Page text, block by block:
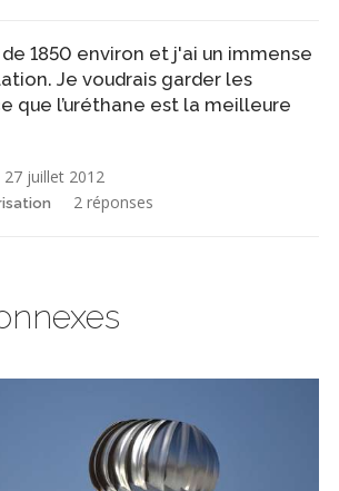
1850 environ et j'ai un immense
Je voudrais garder les
que l’uréthane est la meilleure
27 juillet 2012
2 réponses